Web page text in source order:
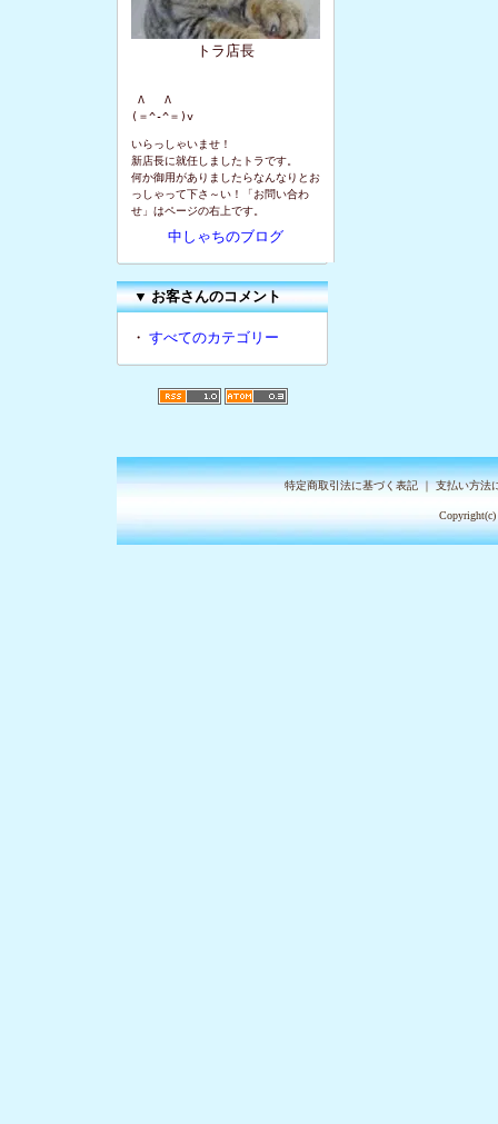
トラ店長
Λ   Λ
(＝^-^＝)v
いらっしゃいませ！
新店長に就任しましたトラです。
何か御用がありましたらなんなりとお
っしゃって下さ～い！「お問い合わ
せ」はページの右上です。
中しゃちのブログ
▼お客さんのコメント
・ すべてのカテゴリー
特定商取引法に基づく表記｜支払い方法